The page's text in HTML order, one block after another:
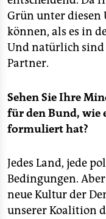
Grün unter diesen
können, als es in
Und natürlich
Partner.
Sehen Sie Ihre
für den Bund, wie
formuliert hat?
Jedes Land, jede
Bedingungen.
neue Kultur der
unserer Koalition